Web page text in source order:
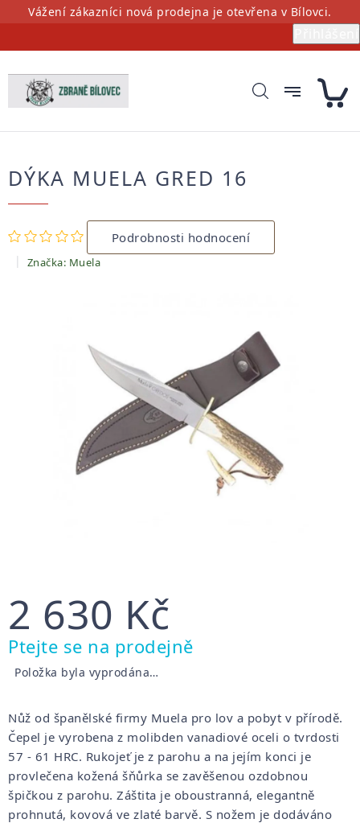
PřejítVážení zákazníci nová prodejna je otevřena v Bílovci.
DÝKA MUELA GRED 16
Průměrné
hodnocení
produktu
je
Podrobnosti hodnocení
Značka: Muela
2 630 Kč
Měrná
cena:
Ptejte se na prodejně
Položka byla vyprodána…
Nůž od španělské firmy Muela pro lov a pobyt v přírodě.
Čepel je vyrobena z molibden vanadiové oceli o tvrdosti
57 - 61 HRC. Rukojeť je z parohu a na jejím konci je
provlečena kožená šňůrka se zavěšenou ozdobnou
špičkou z parohu. Záštita je oboustranná, elegantně
prohnutá, kovová ve zlaté barvě. S nožem je dodáváno